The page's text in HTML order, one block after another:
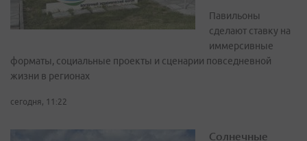
Павильоны
сделают ставку на
иммерсивные
форматы, социальные проекты и сценарии повседневной
жизни в регионах
сегодня, 11:22
Солнечные